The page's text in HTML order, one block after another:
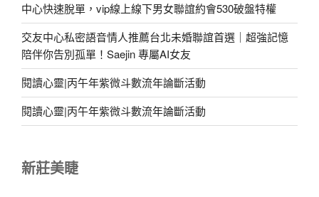
中心快速脫單，vip線上線下男女聯誼約會530破盤特權
交友中心私密語音情人推薦台北未婚聯誼首選｜超強記憶
陪伴你告別孤單！Saejin 專屬AI女友
閱讀心靈|丙午年紫微斗數流年論斷活動
閱讀心靈|丙午年紫微斗數流年論斷活動
新莊美睫